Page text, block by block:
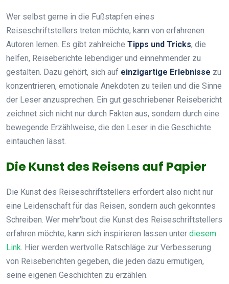
Wer selbst gerne in die Fußstapfen eines
Reiseschriftstellers treten möchte, kann von erfahrenen
Autoren lernen. Es gibt zahlreiche Tipps und Tricks, die
helfen, Reiseberichte lebendiger und einnehmender zu
gestalten. Dazu gehört, sich auf einzigartige Erlebnisse zu
konzentrieren, emotionale Anekdoten zu teilen und die Sinne
der Leser anzusprechen. Ein gut geschriebener Reisebericht
zeichnet sich nicht nur durch Fakten aus, sondern durch eine
bewegende Erzählweise, die den Leser in die Geschichte
eintauchen lässt.
Die Kunst des Reisens auf Papier
Die Kunst des Reiseschriftstellers erfordert also nicht nur
eine Leidenschaft für das Reisen, sondern auch gekonntes
Schreiben. Wer mehr’bout die Kunst des Reiseschriftstellers
erfahren möchte, kann sich inspirieren lassen unter diesem
Link. Hier werden wertvolle Ratschläge zur Verbesserung
von Reiseberichten gegeben, die jeden dazu ermutigen,
seine eigenen Geschichten zu erzählen.